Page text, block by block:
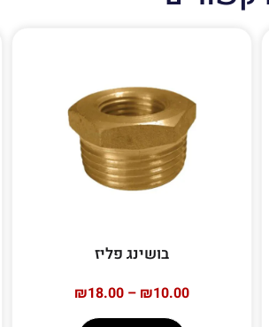
בושינג פליז
₪10.00
–
₪18.00